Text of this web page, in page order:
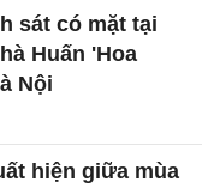
sát có mặt tại
Huấn 'Hoa
Nội
hiện giữa mùa